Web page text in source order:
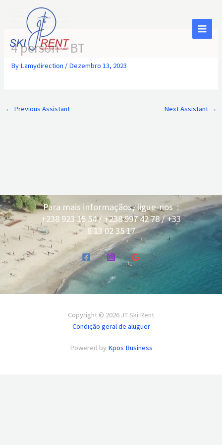
4 person – BT
By Lamydirection / Dezembro 13, 2023
← Previous Assistant Next Assistant →
Para mais informaçãos, ligue-nos :
+238 923 15 54 / +238 997 42 78 / +33
6 13 02 35 17
Copyright © 2026 JT Ski Rent
Condição geral de aluguer
Powered by Kpos Business